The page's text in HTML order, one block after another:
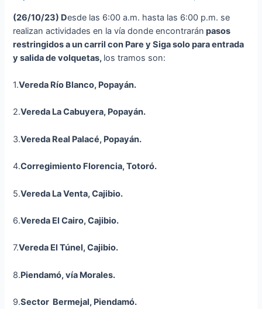
(26/10/23) Desde las 6:00 a.m. hasta las 6:00 p.m. se
realizan actividades en la vía donde encontrarán pasos
restringidos a un carril con Pare y Siga solo para entrada
y salida de volquetas, los tramos son:
1.Vereda Río Blanco, Popayán.
2.Vereda La Cabuyera, Popayán.
3.Vereda Real Palacé, Popayán.
4.Corregimiento Florencia, Totoró.
5.Vereda La Venta,Cajibio.
6.Vereda El Cairo,Cajibio.
7.Vereda El Túnel,Cajibio.
8.Piendamó, vía Morales.
9.Sector Bermejal, Piendamó.